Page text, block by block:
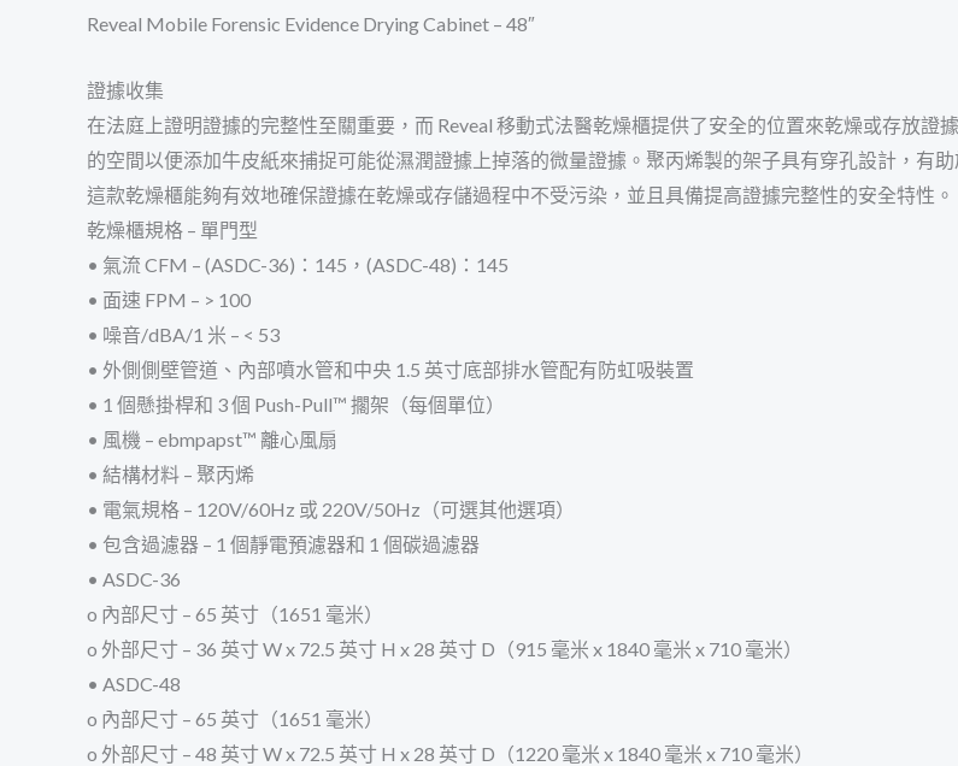
Reveal Mobile Forensic Evidence Drying Cabinet – 48″
證據收集
在法庭上證明證據的完整性至關重要，而 Reveal 移動式法醫乾燥櫃提供了安全的位置來乾燥或存放
的空間以便添加牛皮紙來捕捉可能從濕潤證據上掉落的微量證據。聚丙烯製的架子具有穿孔設計，有
這款乾燥櫃能夠有效地確保證據在乾燥或存儲過程中不受污染，並且具備提高證據完整性的安全特性。
乾燥櫃規格 – 單門型
• 氣流 CFM – (ASDC-36)：145，(ASDC-48)：145
• 面速 FPM – > 100
• 噪音/dBA/1 米 – < 53
• 外側側壁管道、內部噴水管和中央 1.5 英寸底部排水管配有防虹吸裝置
• 1 個懸掛桿和 3 個 Push-Pull™ 擱架（每個單位）
• 風機 – ebmpapst™ 離心風扇
• 結構材料 – 聚丙烯
• 電氣規格 – 120V/60Hz 或 220V/50Hz（可選其他選項）
• 包含過濾器 – 1 個靜電預濾器和 1 個碳過濾器
• ASDC-36
o 內部尺寸 – 65 英寸（1651 毫米）
o 外部尺寸 – 36 英寸 W x 72.5 英寸 H x 28 英寸 D（915 毫米 x 1840 毫米 x 710 毫米）
• ASDC-48
o 內部尺寸 – 65 英寸（1651 毫米）
o 外部尺寸 – 48 英寸 W x 72.5 英寸 H x 28 英寸 D（1220 毫米 x 1840 毫米 x 710 毫米）